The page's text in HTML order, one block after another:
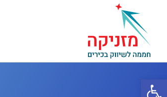
פתח סרגל נגישות